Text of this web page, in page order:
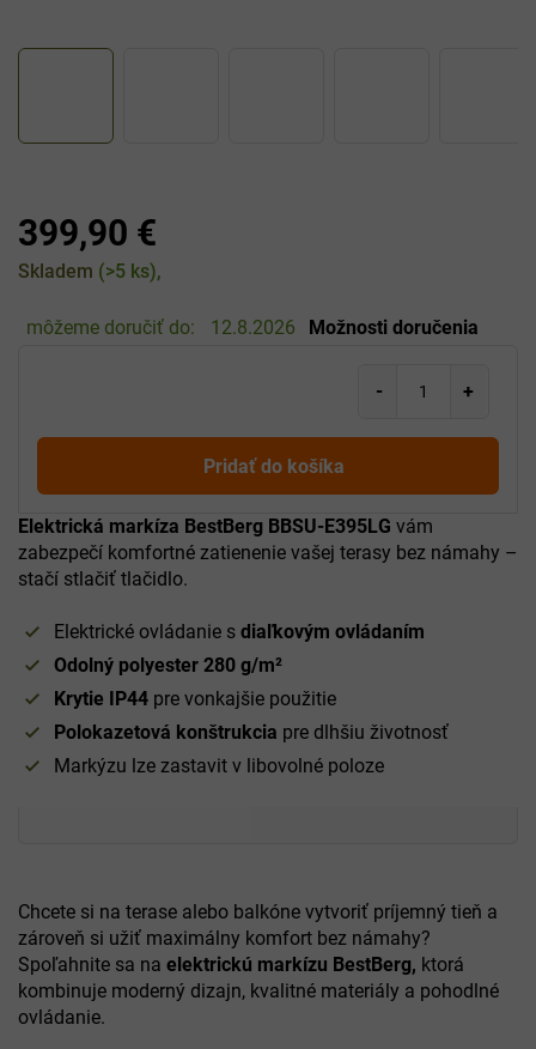
399,90 €
Jednotková
Skladem (>5 ks)
môžeme doručiť do: 12.8.2026 Možnosti doručenia
Pridať do košíka
Elektrická markíza BestBerg BBSU-E395LG vám
zabezpečí komfortné zatienenie vašej terasy bez námahy –
stačí stlačiť tlačidlo.
Elektrické ovládanie s diaľkovým ovládaním
Odolný polyester 280 g/m²
Krytie IP44 pre vonkajšie použitie
Polokazetová konštrukcia pre dlhšiu životnosť
Markýzu lze zastavit v libovolné poloze
Chcete si na terase alebo balkóne vytvoriť príjemný tieň a
zároveň si užiť maximálny komfort bez námahy?
Spoľahnite sa na elektrickú markízu BestBerg, ktorá
kombinuje moderný dizajn, kvalitné materiály a pohodlné
ovládanie.